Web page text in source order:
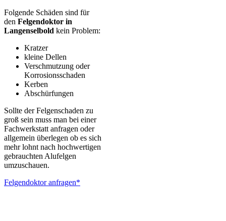
Folgende Schäden sind für
den Felgendoktor in
Langenselbold kein Problem:
Kratzer
kleine Dellen
Verschmutzung oder
Korrosionsschaden
Kerben
Abschürfungen
Sollte der Felgenschaden zu
groß sein muss man bei einer
Fachwerkstatt anfragen oder
allgemein überlegen ob es sich
mehr lohnt nach hochwertigen
gebrauchten Alufelgen
umzuschauen.
Felgendoktor anfragen*